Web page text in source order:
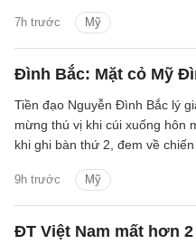
7h trước Mỹ
Đình tối 7/8.
Đình Bắc: Mặt cỏ Mỹ
9h trước Mỹ
Tiền đạo Nguyễn Đình Bắc lý
mừng thú vị khi cúi xuống hôn
khi ghi bàn thứ 2, đem về chiến
ĐT Việt Nam mất hơn